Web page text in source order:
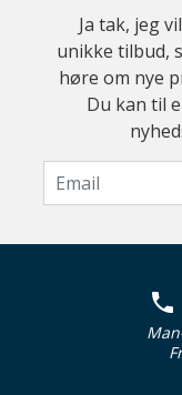
Ja tak, jeg
unikke tilbud,
høre om nye
Du kan til